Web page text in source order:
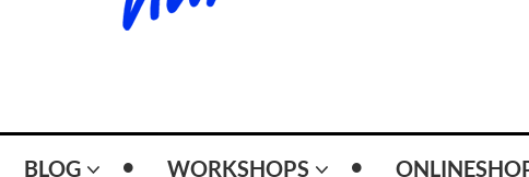
BLOG WORKSHOPS